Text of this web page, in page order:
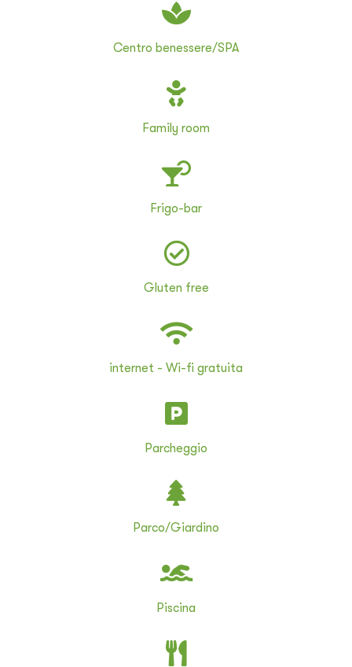
Centro benessere/SPA
Family room
Frigo-bar
Gluten free
internet - Wi-fi gratuita
Parcheggio
Parco/Giardino
Piscina